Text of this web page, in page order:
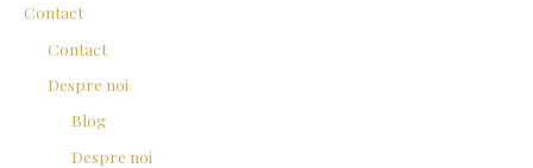
Contact
Contact
Despre noi
Blog
Despre noi